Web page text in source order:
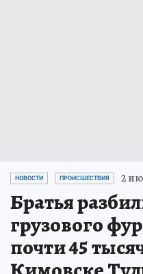
НОВОСТИ ПРОИСШЕСТВИЯ 2
Братья
грузового
почти 45